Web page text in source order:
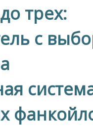
трех:
с